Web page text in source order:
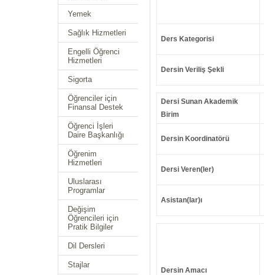
Yemek
Sağlık Hizmetleri
Engelli Öğrenci
Hizmetleri
Sigorta
Öğrenciler için
Finansal Destek
Öğrenci İşleri
Daire Başkanlığı
Öğrenim
Hizmetleri
Uluslarası
Programlar
Değişim
Öğrencileri için
Pratik Bilgiler
Dil Dersleri
Stajlar
Ders Kategorisi
Dersin Veriliş Şekli
Dersi Sunan Akademik
Birim
Dersin Koordinatörü
Dersi Veren(ler)
Asistan(lar)ı
Dersin Amacı